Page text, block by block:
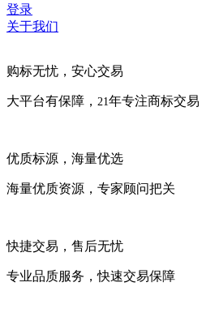
登录
关于我们
购标无忧，安心交易
大平台有保障， 21年专注商标交易
优质标源，海量优选
海量优质资源，专家顾问把关
快捷交易，售后无忧
专业品质服务，快速交易保障